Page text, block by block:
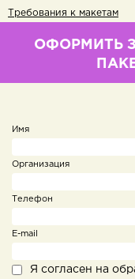
Требования к макетам
ОФОРМИТЬ
Имя
Организация
Телефон
E-mail
Я согласен на